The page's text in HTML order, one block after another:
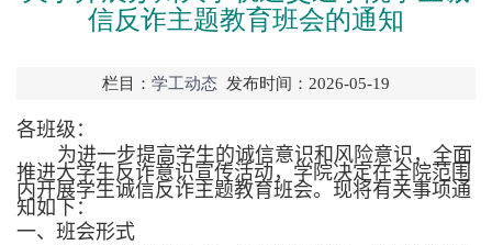
信反诈主题教育班会的通知
栏目： 学工动态 发布时间：2026-05-19
各班级：
为进一步提高学生的诚信意识和风险意识，全面
推进大学生反诈意识宣传活动，学院决定在全院范围
内开展学生诚信反诈主题教育班会。现将有关事项通
知如下：
一、班会形式